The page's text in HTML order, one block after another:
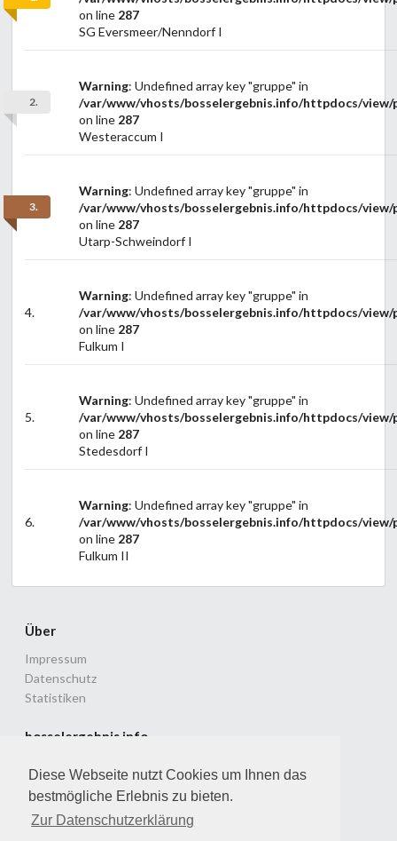
Diese Webseite nutzt Cookies um Ihnen das
bestmögliche Erlebnis zu bieten.
Zur Datenschutzerklärung
on line 287
SG Eversmeer/Nenndorf I
2.
Warning: Undefined array key "gruppe" in
/var/www/vhosts/bosselergebnis.info/httpdocs/view/
on line 287
Westeraccum I
3.
Warning: Undefined array key "gruppe" in
/var/www/vhosts/bosselergebnis.info/httpdocs/view/
on line 287
Utarp-Schweindorf I
4.
Warning: Undefined array key "gruppe" in
/var/www/vhosts/bosselergebnis.info/httpdocs/view/
on line 287
Fulkum I
5.
Warning: Undefined array key "gruppe" in
/var/www/vhosts/bosselergebnis.info/httpdocs/view/
on line 287
Stedesdorf I
6.
Warning: Undefined array key "gruppe" in
/var/www/vhosts/bosselergebnis.info/httpdocs/view/
on line 287
Fulkum II
Über
Impressum
Datenschutz
Statistiken
bosselergebnis.info
Ligenspielbetrieb im Landesverband Ostfriesland
© 2010 - 2026 Dirk & Patrick Lammers
Version: 2.3.0 vom 04.06.2026